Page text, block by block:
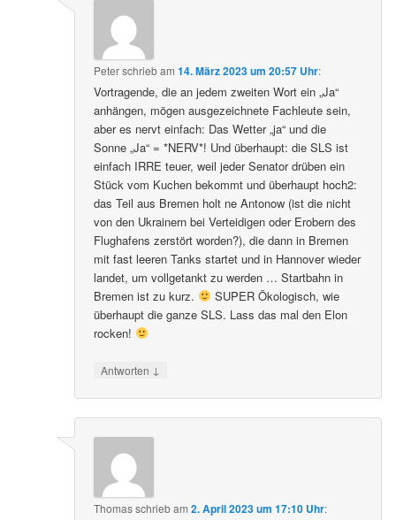
Peterschriebam14. März 2023 um 20:57 Uhr:
Vortragende, die an jedem zweiten Wort ein „Ja“
anhängen, mögen ausgezeichnete Fachleute sein,
aber es nervt einfach: Das Wetter „ja“ und die
Sonne „Ja“ = *NERV*! Und überhaupt: die SLS ist
einfach IRRE teuer, weil jeder Senator drüben ein
Stück vom Kuchen bekommt und überhaupt hoch2:
das Teil aus Bremen holt ne Antonow (ist die nicht
von den Ukrainern bei Verteidigen oder Erobern des
Flughafens zerstört worden?), die dann in Bremen
mit fast leeren Tanks startet und in Hannover wieder
landet, um vollgetankt zu werden … Startbahn in
Bremen ist zu kurz.
SUPER Ökologisch, wie
überhaupt die ganze SLS. Lass das mal den Elon
rocken!
Antworten ↓
Thomasschriebam2. April 2023 um 17:10 Uhr: